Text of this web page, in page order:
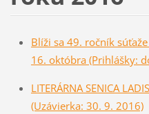
Blíži sa 49. ročník súťaže
16. októbra (Prihlášky:
LITERÁRNA SENICA
(Uzávierka: 30. 9. 2016)